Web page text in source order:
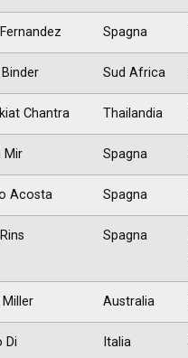
Spagna
Sud Africa
Chantra Thailandia
Mir Spagna
Acosta Spagna
Spagna
Australia
Di
Italia